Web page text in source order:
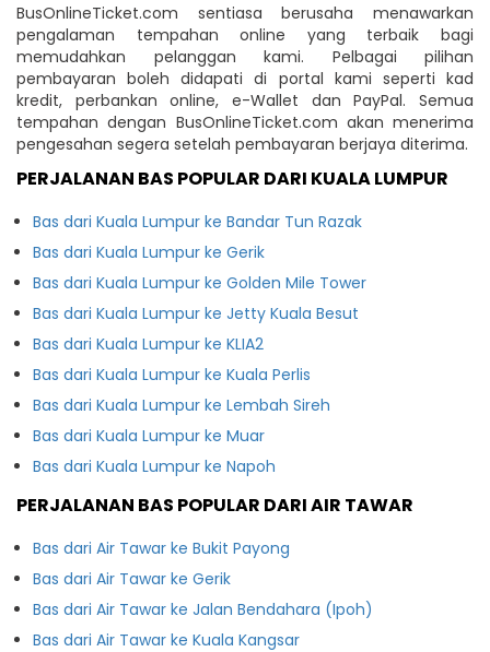
BusOnlineTicket.com sentiasa berusaha menawarkan
pengalaman tempahan online yang terbaik bagi
memudahkan pelanggan kami. Pelbagai pilihan
pembayaran boleh didapati di portal kami seperti kad
kredit, perbankan online, e-Wallet dan PayPal. Semua
tempahan dengan BusOnlineTicket.com akan menerima
pengesahan segera setelah pembayaran berjaya diterima.
PERJALANAN BAS POPULAR DARI KUALA LUMPUR
Bas dari Kuala Lumpur ke Bandar Tun Razak
Bas dari Kuala Lumpur ke Gerik
Bas dari Kuala Lumpur ke Golden Mile Tower
Bas dari Kuala Lumpur ke Jetty Kuala Besut
Bas dari Kuala Lumpur ke KLIA2
Bas dari Kuala Lumpur ke Kuala Perlis
Bas dari Kuala Lumpur ke Lembah Sireh
Bas dari Kuala Lumpur ke Muar
Bas dari Kuala Lumpur ke Napoh
PERJALANAN BAS POPULAR DARI AIR TAWAR
Bas dari Air Tawar ke Bukit Payong
Bas dari Air Tawar ke Gerik
Bas dari Air Tawar ke Jalan Bendahara (Ipoh)
Bas dari Air Tawar ke Kuala Kangsar